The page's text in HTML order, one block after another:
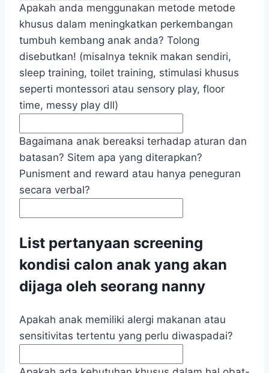
Apakah anda menggunakan metode metode
khusus dalam meningkatkan perkembangan
tumbuh kembang anak anda? Tolong
disebutkan! (misalnya teknik makan sendiri,
sleep training, toilet training, stimulasi khusus
seperti montessori atau sensory play, floor
time, messy play dll)
Bagaimana anak bereaksi terhadap aturan dan
batasan? Sitem apa yang diterapkan?
Punisment and reward atau hanya peneguran
secara verbal?
List pertanyaan screening
kondisi calon anak yang akan
dijaga oleh seorang nanny
Apakah anak memiliki alergi makanan atau
sensitivitas tertentu yang perlu diwaspadai?